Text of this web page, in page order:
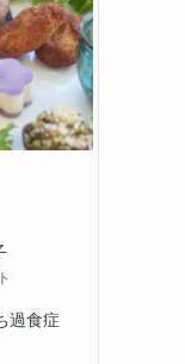
過食症